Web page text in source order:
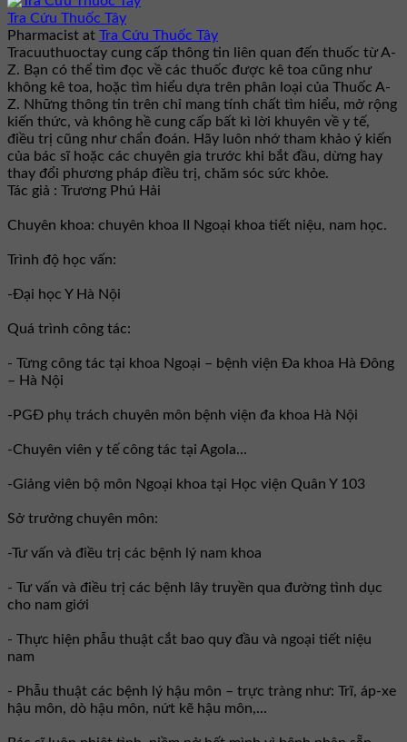
Tra Cứu Thuốc Tây
Pharmacist at Tra Cứu Thuốc Tây
Tracuuthuoctay cung cấp thông tin liên quan đến thuốc từ A-
Z. Bạn có thể tìm đọc về các thuốc được kê toa cũng như
không kê toa, hoặc tìm hiểu dựa trên phân loại của Thuốc A-
Z. Những thông tin trên chỉ mang tính chất tìm hiểu, mở rộng
kiến thức, và không hề cung cấp bất kì lời khuyên về y tế,
điều trị cũng như chẩn đoán. Hãy luôn nhớ tham khảo ý kiến
của bác sĩ hoặc các chuyên gia trước khi bắt đầu, dừng hay
thay đổi phương pháp điều trị, chăm sóc sức khỏe.
Tác giả : Trương Phú Hải
Chuyên khoa: chuyên khoa II Ngoại khoa tiết niệu, nam học.
Trình độ học vấn:
-Đại học Y Hà Nội
Quá trình công tác:
- Từng công tác tại khoa Ngoại – bệnh viện Đa khoa Hà Đông
– Hà Nội
-PGĐ phụ trách chuyên môn bệnh viện đa khoa Hà Nội
-Chuyên viên y tế công tác tại Agola...
-Giảng viên bộ môn Ngoại khoa tại Học viện Quân Y 103
Sở trưởng chuyên môn:
-Tư vấn và điều trị các bệnh lý nam khoa
- Tư vấn và điều trị các bệnh lây truyền qua đường tình dục
cho nam giới
- Thực hiện phẫu thuật cắt bao quy đầu và ngoại tiết niệu
nam
- Phẫu thuật các bệnh lý hậu môn – trực tràng như: Trĩ, áp-xe
hậu môn, dò hậu môn, nứt kẽ hậu môn,...